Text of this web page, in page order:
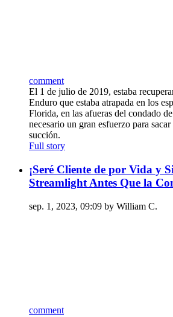
comment
El 1 de julio de 2019, estaba
Enduro que estaba atrapada en los
Florida, en las afueras del condado
necesario un gran esfuerzo para
succión.
Full story
¡Seré Cliente de por Vida y
Streamlight Antes Que la
sep. 1, 2023, 09:09 by William C.
comment